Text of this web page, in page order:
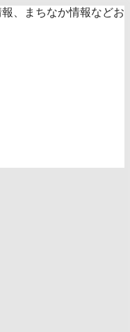
、まちなか情報などお